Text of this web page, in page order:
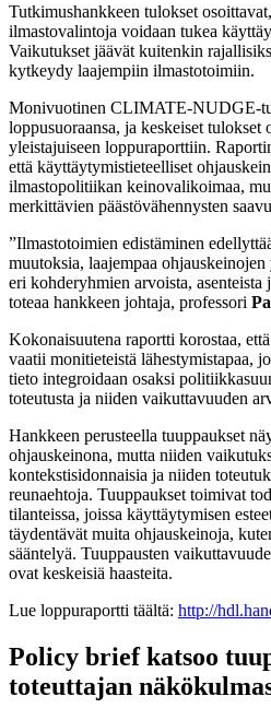
Tutkimushankkeen tulokset
ilmastovalintoja voidaan tukea
Vaikutukset jäävät kuitenkin
kytkeydy laajempiin ilmastotoimiin.
Monivuotinen CLIMATE-NUDGE-
loppusuoraansa, ja keskeiset
yleistajuiseen loppuraporttiin.
että käyttäytymistieteelliset
ilmastopolitiikan keinovalikoimaa,
merkittävien päästövähennysten
”Ilmastotoimien edistäminen
muutoksia, laajempaa
eri kohderyhmien arvoista, asenteista
toteaa hankkeen johtaja, professori
Kokonaisuutena raportti korostaa,
vaatii monitieteistä lähestymistapaa,
tieto integroidaan osaksi
toteutusta ja niiden vaikuttavuuden
Hankkeen perusteella tuuppaukset
ohjauskeinona, mutta niiden
kontekstisidonnaisia ja niiden
reunaehtoja. Tuuppaukset toimivat
tilanteissa, joissa käyttäytymisen
täydentävät muita ohjauskeinoja,
sääntelyä. Tuuppausten
ovat keskeisiä haasteita.
Lue loppuraportti täältä: http://
Policy brief katsoo
toteuttajan